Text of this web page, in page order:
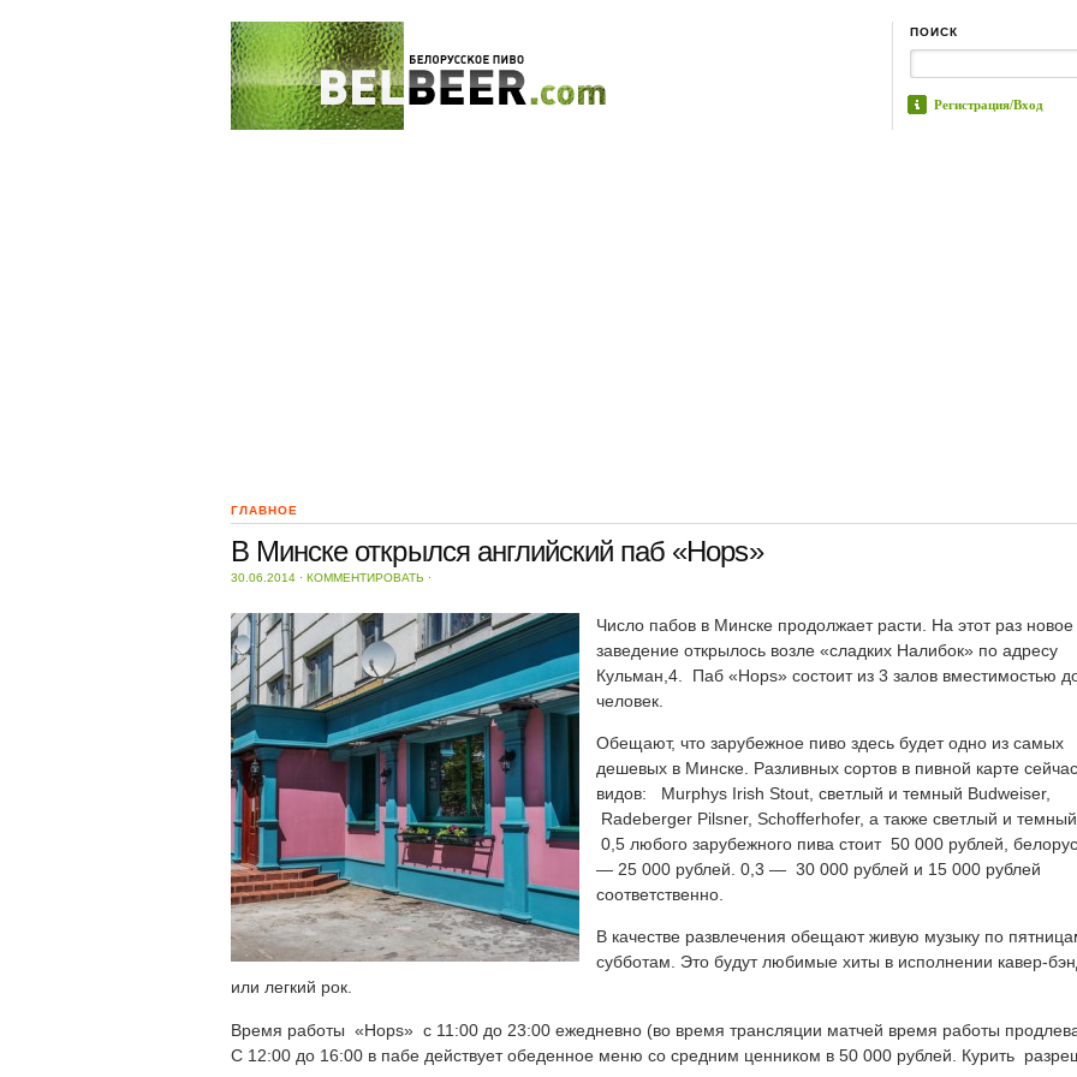
ПОИСК
Регистрация/Вход
ГЛАВНОЕ
В Минске открылся английский паб «Hops»
30.06.2014 ⋅ КОММЕНТИРОВАТЬ ⋅
Число пабов в Минске продолжает расти. На этот раз новое
заведение открылось возле «сладких Налибок» по адресу
Кульман,4. Паб «Hops» состоит из 3 залов вместимостью
человек.
Обещают, что зарубежное пиво здесь будет одно из самых
дешевых в Минске. Разливных сортов в пивной карте
видов: Murphys Irish Stout, светлый и темный Budweiser,
Radeberger Pilsner, Schofferhofer, а также светлый и
0,5 любого зарубежного пива стоит 50 000 рублей,
— 25 000 рублей. 0,3 — 30 000 рублей и 15 000 рублей
соответственно.
В качестве развлечения обещают живую музыку по
субботам. Это будут любимые хиты в исполнении кавер-
или легкий рок.
Время работы «Hops» с 11:00 до 23:00 ежедневно (во время трансляции матчей время работы
С 12:00 до 16:00 в пабе действует обеденное меню со средним ценником в 50 000 рублей. Курить